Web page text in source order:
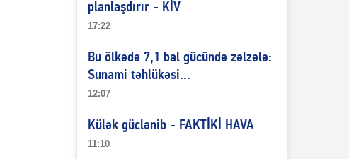
planlaşdırır - KİV
17:22
Bu ölkədə 7,1 bal gücündə zəlzələ:
Sunami təhlükəsi...
12:07
Külək güclənib - FAKTİKİ HAVA
11:10